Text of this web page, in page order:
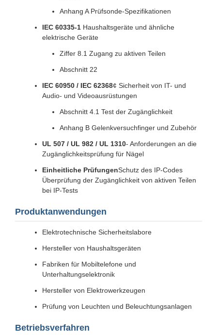
Anhang A Prüfsonde-Spezifikationen
IEC 60335-1 ­ Haushaltsgeräte und ähnliche
elektrische Geräte
Ziffer 8.1 Zugang zu aktiven Teilen
Abschnitt 22
IEC 60950 / IEC 62368¢ Sicherheit von IT- und
Audio- und Videoausrüstungen
Abschnitt 4.1 Test der Zugänglichkeit
Anhang B Gelenkversuchfinger und Zubehör
UL 507 / UL 982 / UL 1310- Anforderungen an die
Zugänglichkeitsprüfung für Nägel
Einheitliche PrüfungenSchutz des IP-Codes
Überprüfung der Zugänglichkeit von aktiven Teilen
bei IP-Tests
Produktanwendungen
Elektrotechnische Sicherheitslabore
Hersteller von Haushaltsgeräten
Fabriken für Mobiltelefone und
Unterhaltungselektronik
Hersteller von Elektrowerkzeugen
Prüfung von Leuchten und Beleuchtungsanlagen
Betriebsverfahren